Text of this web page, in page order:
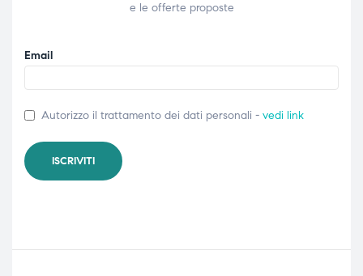
e le offerte proposte
Email
Autorizzo il trattamento dei dati personali - vedi link